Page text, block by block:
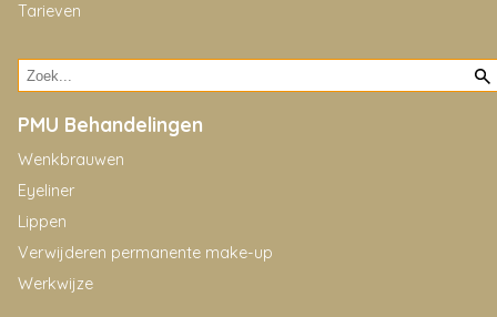
Tarieven
PMU Behandelingen
Wenkbrauwen
Eyeliner
Lippen
Verwijderen permanente make-up
Werkwijze